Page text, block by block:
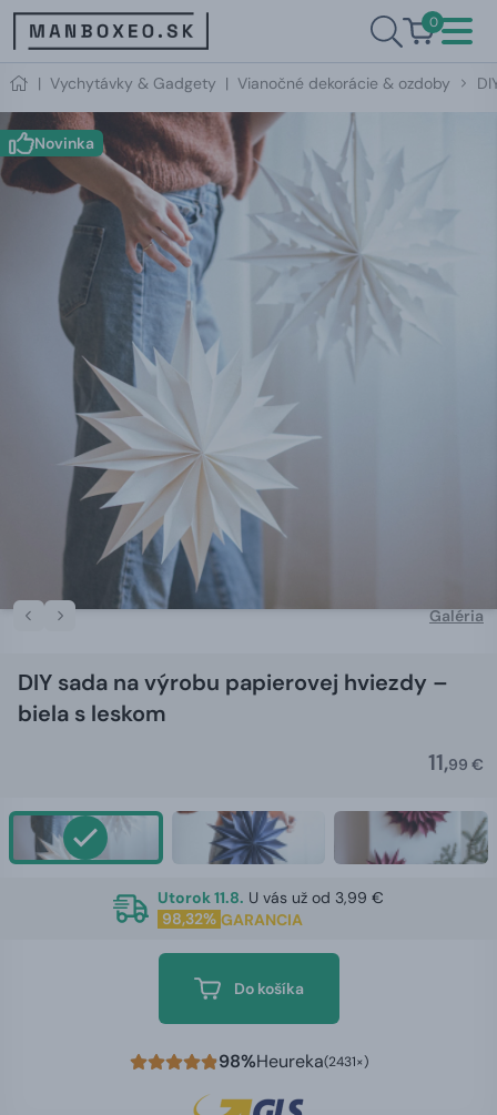
0
| Vychytávky & Gadgety | Vianočné dekorácie & ozdoby
Novinka
Galéria
DIY sada na výrobu papierovej hviezdy –
biela s leskom
11,99 €
Utorok 11.8. U vás už od 3,99 €
98,32% GARANCIA
Do košíka
98%Heureka(2431×)